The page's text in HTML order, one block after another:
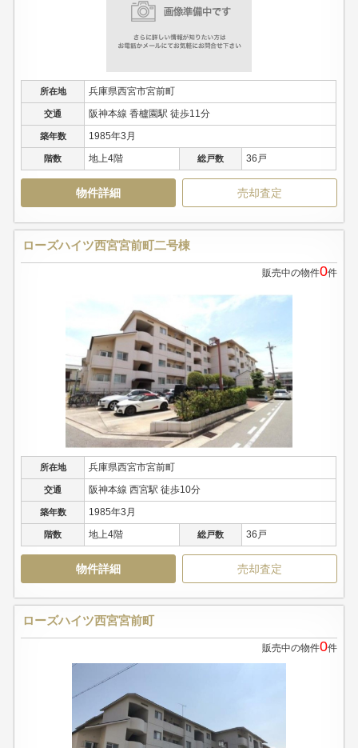
所在地 兵庫県西宮市宮前町
交通 阪神本線 香櫨園駅 徒歩11分
築年数 1985年3月
階数 地上4階 総戸数 36戸
物件詳細 売却査定
ローズハイツ西宮宮前町二号棟
販売中の物件0件
所在地 兵庫県西宮市宮前町
交通 阪神本線 西宮駅 徒歩10分
築年数 1985年3月
階数 地上4階 総戸数 36戸
物件詳細 売却査定
ローズハイツ西宮宮前町
販売中の物件0件